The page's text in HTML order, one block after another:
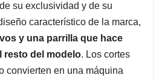
su exclusividad y de su
característico de la marca,
y una parrilla que hace
resto del modelo. Los cortes
convierten en una máquina